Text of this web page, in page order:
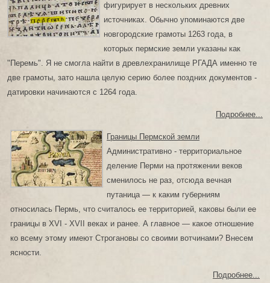
фигурирует в нескольких древних
источниках. Обычно упоминаются две
новгородские грамоты 1263 года, в
которых пермские земли указаны как
"Перемь". Я не смогла найти в древлехранилище РГАДА именно те
две грамоты, зато нашла целую серию более поздних документов -
датировки начинаются с 1264 года.
Подробнее...
Границы Пермской земли
Административно - территориальное
деление Перми на протяжении веков
сменилось не раз, отсюда вечная
путаница — к каким губерниям
относилась Пермь, что считалось ее территорией, каковы были ее
границы в XVI - XVII веках и ранее. А главное — какое отношение
ко всему этому имеют Строгановы со своими вотчинами? Внесем
ясности.
Подробнее...